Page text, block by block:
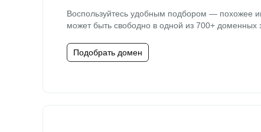
Воспользуйтесь удобным подбором — похожее
может быть свободно в одной из 700+ доменных
Подобрать домен